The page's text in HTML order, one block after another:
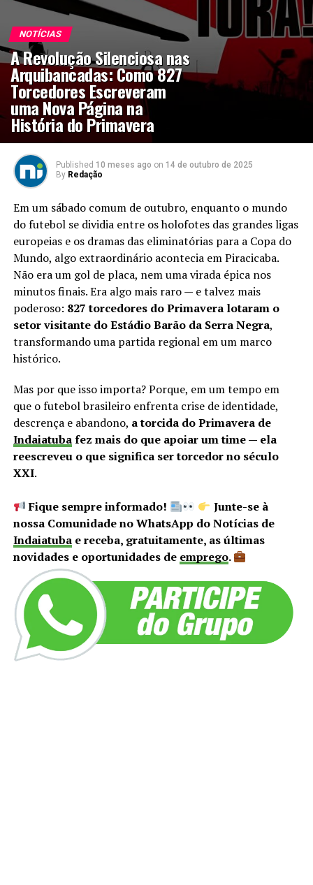
NOTÍCIAS
A Revolução Silenciosa nas
Arquibancadas: Como 827
Torcedores Escreveram
uma Nova Página na
História do Primavera
Published 10 meses ago on 14 de outubro de 2025
By Redação
Em um sábado comum de outubro, enquanto o mundo
do futebol se dividia entre os holofotes das grandes ligas
europeias e os dramas das eliminatórias para a Copa do
Mundo, algo extraordinário acontecia em Piracicaba.
Não era um gol de placa, nem uma virada épica nos
minutos finais. Era algo mais raro — e talvez mais
poderoso: 827 torcedores do Primavera lotaram o
setor visitante do Estádio Barão da Serra Negra,
transformando uma partida regional em um marco
histórico.
Mas por que isso importa? Porque, em um tempo em
que o futebol brasileiro enfrenta crise de identidade,
descrença e abandono, a torcida do Primavera de
Indaiatubafez mais do que apoiar um time — ela
reescreveu o que significa ser torcedor no século
XXI.
Fique sempre informado!
Junte-se à
nossa Comunidade no WhatsApp do Notícias de
Indaiatubae receba, gratuitamente, as últimas
novidades e oportunidades de emprego.